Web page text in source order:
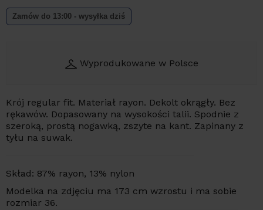
Zamów do 13:00 - wysyłka dziś
Wyprodukowane w Polsce
Krój regular fit. Materiał rayon. Dekolt okrągły. Bez
rękawów. Dopasowany na wysokości talii. Spodnie z
szeroką, prostą nogawką, zszyte na kant. Zapinany z
tyłu na suwak.
Skład: 87% rayon, 13% nylon
Modelka na zdjęciu ma 173 cm wzrostu i ma sobie
rozmiar 36.